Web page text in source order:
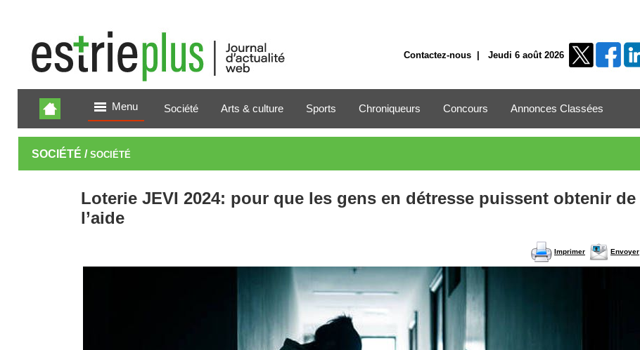
Contactez-nous| Jeudi 6 août 2026
Menu Société Arts & culture Sports Chroniqueurs Concours Annonces Classées
SOCIÉTÉ / SOCIÉTÉ
Loterie JEVI 2024: pour que les gens en détresse puissent obtenir de
l’aide
Imprimer Envoyer